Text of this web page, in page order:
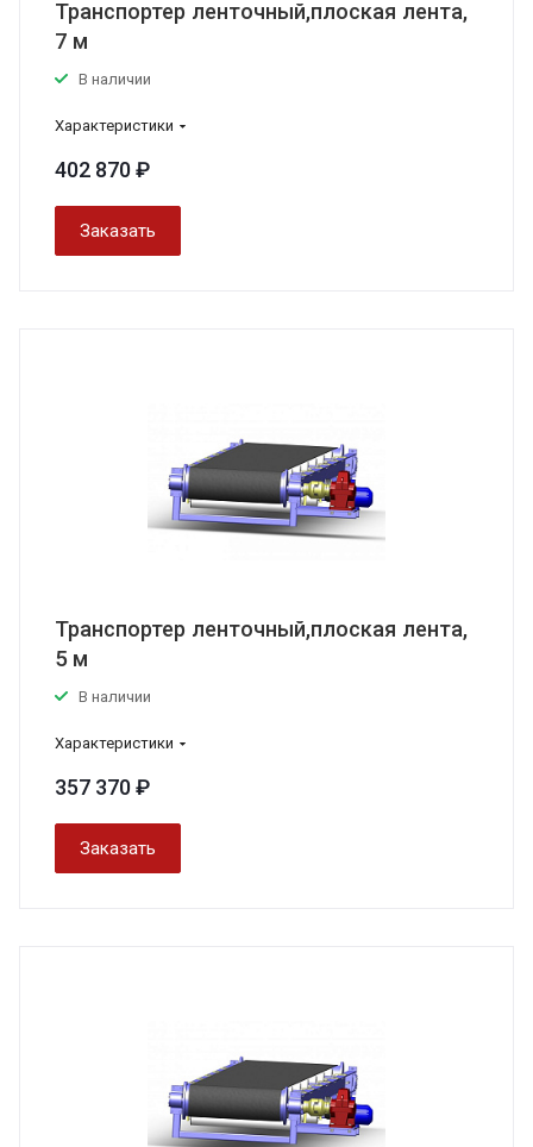
Транспортер ленточный,плоская лента,
7 м
В наличии
Характеристики
402 870 ₽
Заказать
Транспортер ленточный,плоская лента,
5 м
В наличии
Характеристики
357 370 ₽
Заказать